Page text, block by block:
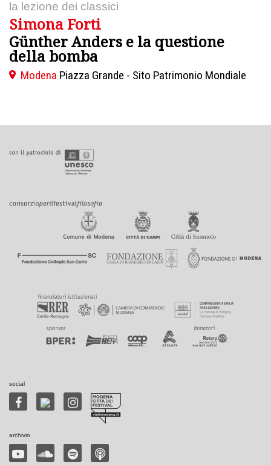
la lezione dei classici
Simona Forti
Günther Anders e la questione
della bomba
Modena Piazza Grande - Sito Patrimonio Mondiale
social
archivio